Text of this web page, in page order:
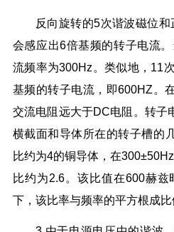
反向旋转的5次谐波磁位
会感应出6倍基频的转子电流
流频率为300Hz。类似地，11
基频的转子电流，即600HZ。
交流电阻远大于DC电阻。转子
横截面和导体所在的转子槽的
比约为4的铜导体，在
比约为2.6。该比值在600赫
下，该比率与频率的平方根成比